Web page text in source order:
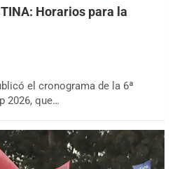
Horarios para la
el cronograma de la 6ª
2026, que…